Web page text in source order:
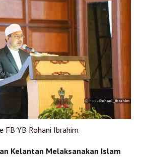
FB YB Rohani Ibrahim
Kelantan Melaksanakan Islam